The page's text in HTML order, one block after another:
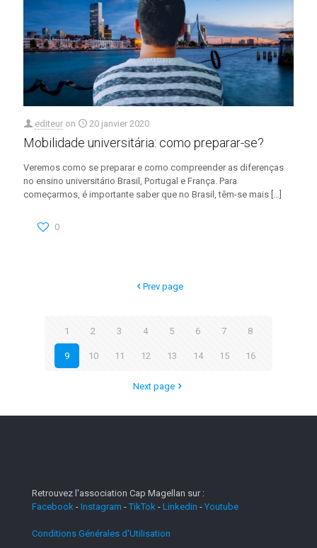
editeur on 20 janvier 2020
Mobilidade universitária: como preparar-se?
Veremos como se preparar e como compreender as diferenças
no ensino universitário Brasil, Portugal e França. Para
começarmos, é importante saber que no Brasil, têm-se mais […]
0
Prev page
1 2 3 4 5 6 7 8
9 10 11 12 13 14 15 16
Next page
Retrouvez l'association Cap Magellan sur :
Facebook - Instagram -TikTok - Linkedin - Youtube
Conditions Générales d'Utilisation